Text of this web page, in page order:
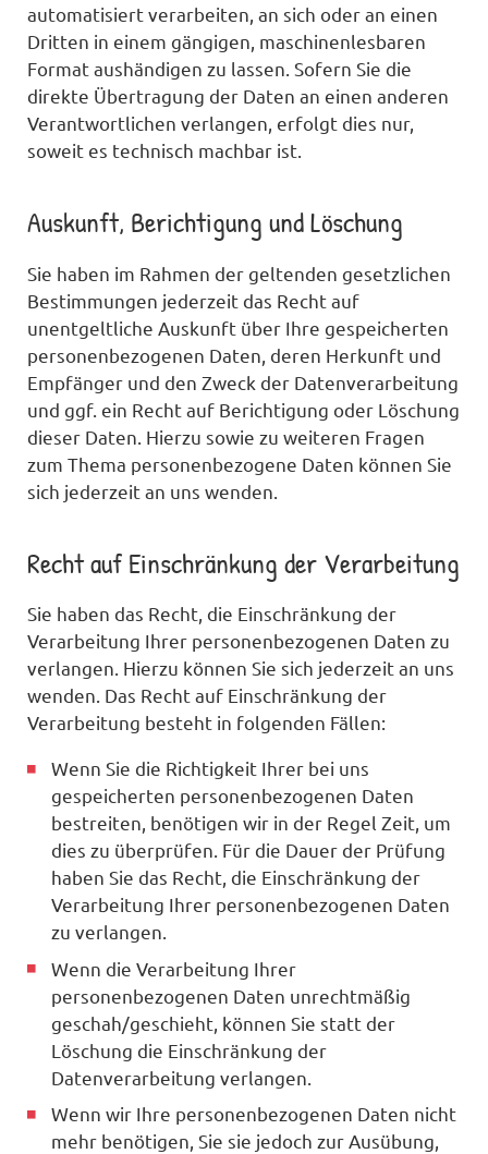
automatisiert verarbeiten, an sich oder an einen
Dritten in einem gängigen, maschinenlesbaren
Format aushändigen zu lassen. Sofern Sie die
direkte Übertragung der Daten an einen anderen
Verantwortlichen verlangen, erfolgt dies nur,
soweit es technisch machbar ist.
Auskunft, Berichtigung und Löschung
Sie haben im Rahmen der geltenden gesetzlichen
Bestimmungen jederzeit das Recht auf
unentgeltliche Auskunft über Ihre gespeicherten
personenbezogenen Daten, deren Herkunft und
Empfänger und den Zweck der Datenverarbeitung
und ggf. ein Recht auf Berichtigung oder Löschung
dieser Daten. Hierzu sowie zu weiteren Fragen
zum Thema personenbezogene Daten können Sie
sich jederzeit an uns wenden.
Recht auf Einschränkung der Verarbeitung
Sie haben das Recht, die Einschränkung der
Verarbeitung Ihrer personenbezogenen Daten zu
verlangen. Hierzu können Sie sich jederzeit an uns
wenden. Das Recht auf Einschränkung der
Verarbeitung besteht in folgenden Fällen:
Wenn Sie die Richtigkeit Ihrer bei uns
gespeicherten personenbezogenen Daten
bestreiten, benötigen wir in der Regel Zeit, um
dies zu überprüfen. Für die Dauer der Prüfung
haben Sie das Recht, die Einschränkung der
Verarbeitung Ihrer personenbezogenen Daten
zu verlangen.
Wenn die Verarbeitung Ihrer
personenbezogenen Daten unrechtmäßig
geschah/geschieht, können Sie statt der
Löschung die Einschränkung der
Datenverarbeitung verlangen.
Wenn wir Ihre personenbezogenen Daten nicht
mehr benötigen, Sie sie jedoch zur Ausübung,